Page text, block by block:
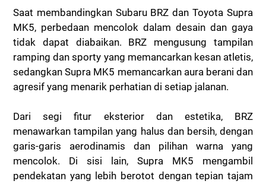
Saat membandingkan Subaru BRZ dan Toyota Supra
MK5, perbedaan mencolok dalam desain dan gaya
tidak dapat diabaikan. BRZ mengusung tampilan
ramping dan sporty yang memancarkan kesan atletis,
sedangkan Supra MK5 memancarkan aura berani dan
agresif yang menarik perhatian di setiap jalanan.
Dari segi fitur eksterior dan estetika, BRZ
menawarkan tampilan yang halus dan bersih, dengan
garis-garis aerodinamis dan pilihan warna yang
mencolok. Di sisi lain, Supra MK5 mengambil
pendekatan yang lebih berotot dengan tepian tajam